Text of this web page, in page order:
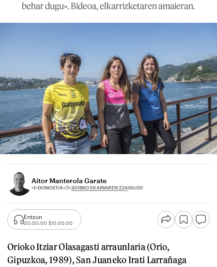
behar dugu». Bideoa, elkarrizketaren amaieran.
Aitor Manterola Garate
<I>DONOSTIA</I>2018KO EKAINAREN 22A00:00
Entzun
00:00:00 00:00:00
Orioko Itziar Olasagasti arraunlaria (Orio,
Gipuzkoa, 1989), San Juaneko Irati Larrañaga